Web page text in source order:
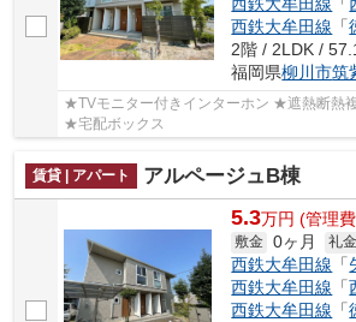
西鉄大牟田線 「
2階 / 2LDK /
福岡県柳川市筑
★TVモニター付きインターホン ★遮熱断熱
★宅配ボックス
賃貸 | アパート アルページュB棟
5.3万円 (管理
敷金 0ヶ月 礼金
西鉄大牟田線 「
西鉄大牟田線 「
西鉄大牟田線 「